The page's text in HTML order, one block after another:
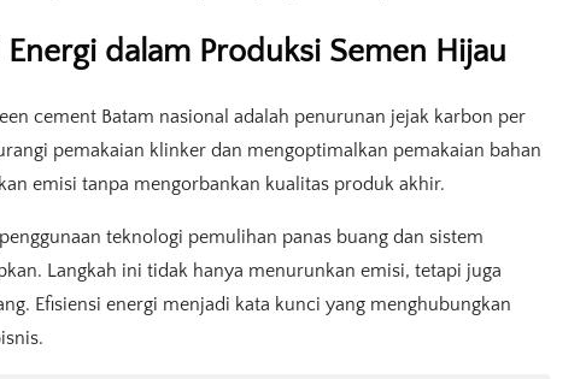
dalam Produksi Semen Hijau
cement Batam nasional adalah penurunan jejak karbon per
pemakaian klinker dan mengoptimalkan pemakaian bahan
emisi tanpa mengorbankan kualitas produk akhir.
teknologi pemulihan panas buang dan sistem
Langkah ini tidak hanya menurunkan emisi, tetapi juga
Efisiensi energi menjadi kata kunci yang menghubungkan